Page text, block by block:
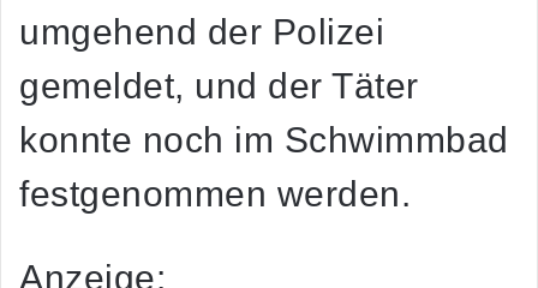
umgehend der Polizei
gemeldet, und der Täter
konnte noch im Schwimmbad
festgenommen werden.
Anzeige: